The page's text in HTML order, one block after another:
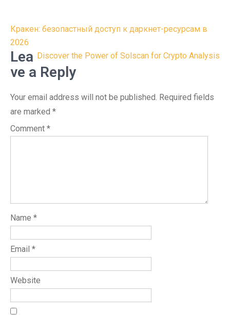
Post
navigation
Кракен: безопастный доступ к даркнет-ресурсам в
2026
Discover the Power of Solscan for Crypto Analysis
Lea
ve a Reply
Your email address will not be published. Required fields
are marked *
Comment *
Name *
Email *
Website